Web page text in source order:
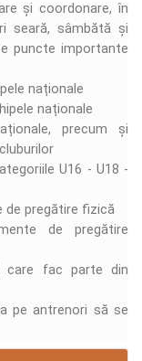
și coordonare, în
seară, sâmbătă și
puncte importante
naționale
naționale
precum și
U16 - U18 -
de pregătire fizică
de pregătire
care fac parte din
pe antrenori să se